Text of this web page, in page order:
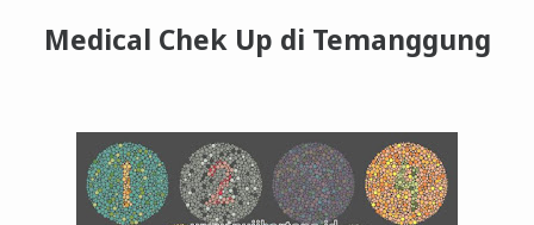
Medical Chek Up di Temanggung